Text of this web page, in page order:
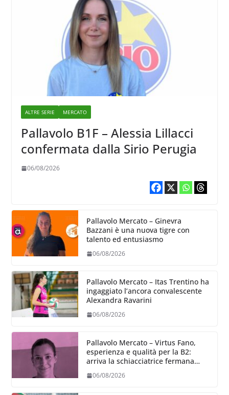
ALTRE SERIE MERCATO
Pallavolo B1F – Alessia Lillacci
confermata dalla Sirio Perugia
06/08/2026
Pallavolo Mercato – Ginevra
Bazzani è una nuova tigre con
talento ed entusiasmo
06/08/2026
Pallavolo Mercato – Itas Trentino ha
ingaggiato l’ancora convalescente
Alexandra Ravarini
06/08/2026
Pallavolo Mercato – Virtus Fano,
esperienza e qualità per la B2:
arriva la schiacciatrice fermana
06/08/2026